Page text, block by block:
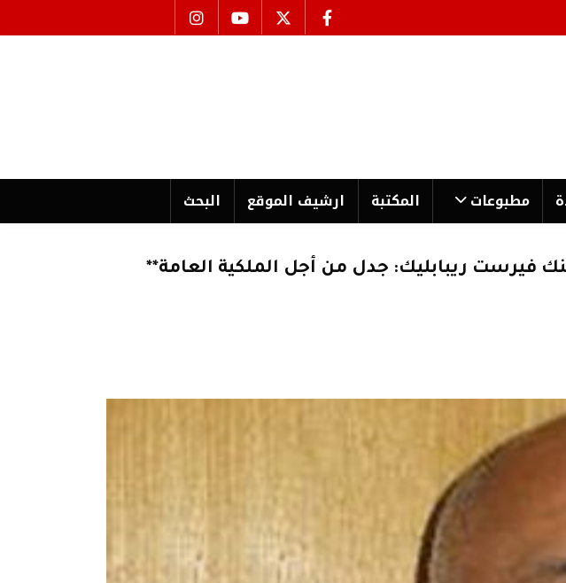
مطبوعات المكتبة ارشیف الموقع البحث
فيرست ريبابليك: جدل من أجل الملكية العامة**